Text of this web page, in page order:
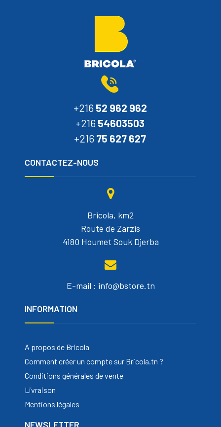
+216 52 962 962
+216 54603503
+216 75 627 627
CONTACTEZ-NOUS
Bricola, km2
Route de Zarzis
4180 Houmet Souk Djerba
E-mail : info@bstore.tn
INFORMATION
A propos de Bricola
Comment créer un compte sur Bricola.tn ?
Conditions générales de vente
Livraison
Mentions légales
NEWSLETTER